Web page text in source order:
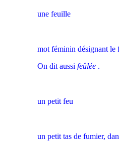
une feuille
mot féminin désignant le
On dit aussi feûlée .
un petit feu
un petit tas de fumier,